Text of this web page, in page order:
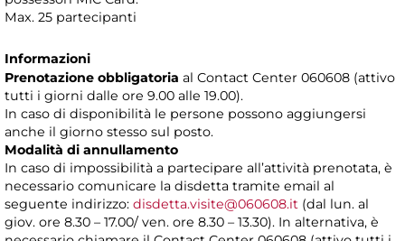
Max. 25 partecipanti
Informazioni
Prenotazione obbligatoria al Contact Center 060608 (attivo
tutti i giorni dalle ore 9.00 alle 19.00).
In caso di disponibilità le persone possono aggiungersi
anche il giorno stesso sul posto.
Modalità di annullamento
In caso di impossibilità a partecipare all’attività prenotata, è
necessario comunicare la disdetta tramite email al
seguente indirizzo: disdetta.visite@060608.it (dal lun. al
giov. ore 8.30 – 17.00/ ven. ore 8.30 – 13.30). In alternativa, è